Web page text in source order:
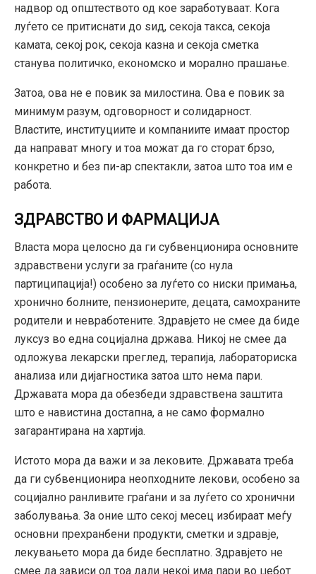
надвор од општеството од кое заработуваат. Кога
луѓето се притиснати до ѕид, секоја такса, секоја
камата, секој рок, секоја казна и секоја сметка
станува политичко, економско и морално прашање.
Затоа, ова не е повик за милостина. Ова е повик за
минимум разум, одговорност и солидарност.
Властите, институциите и компаниите имаат простор
да направат многу и тоа можат да го сторат брзо,
конкретно и без пи-ар спектакли, затоа што тоа им е
работа.
ЗДРАВСТВО И ФАРМАЦИЈА
Власта мора целосно да ги субвенционира основните
здравствени услуги за граѓаните (со нула
партиципација!) особено за луѓето со ниски примања,
хронично болните, пензионерите, децата, самохраните
родители и невработените. Здравјето не смее да биде
луксуз во една социјална држава. Никој не смее да
одложува лекарски преглед, терапија, лабораториска
анализа или дијагностика затоа што нема пари.
Државата мора да обезбеди здравствена заштита
што е навистина достапна, а не само формално
загарантирана на хартија.
Истото мора да важи и за лековите. Државата треба
да ги субвенционира неопходните лекови, особено за
социјално ранливите граѓани и за луѓето со хронични
заболувања. За оние што секој месец избираат меѓу
основни прехранбени продукти, сметки и здравје,
лекувањето мора да биде бесплатно. Здравјето не
смее да зависи од тоа дали некој има пари во џебот